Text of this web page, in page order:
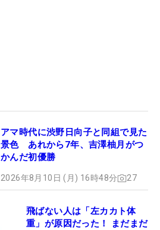
アマ時代に渋野日向子と同組で見た
景色 あれから7年、吉澤柚月がつ
かんだ初優勝
2026年8月10日 (月) 16時48分 27
飛ばない人は「左カカト体
重」が原因だった！ まだまだ